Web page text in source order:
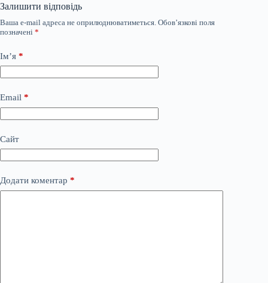
Залишити відповідь
Ваша e-mail адреса не оприлюднюватиметься. Обов’язкові поля
позначені *
Ім’я *
Email *
Сайт
Додати коментар *